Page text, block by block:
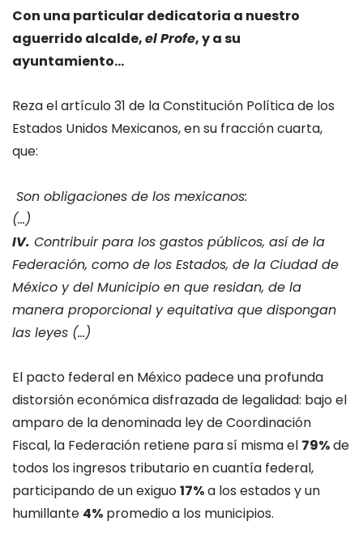
Con una particular dedicatoria a nuestro
aguerrido alcalde,el Profe, y a su
ayuntamiento…
Reza el artículo 31 de la Constitución Política de los
Estados Unidos Mexicanos, en su fracción cuarta,
que:
Son obligaciones de los mexicanos:
(…)
IV. Contribuir para los gastos públicos, así de la
Federación, como de los Estados, de la Ciudad de
México y del Municipio en que residan, de la
manera proporcional y equitativa que dispongan
las leyes (…)
El pacto federal en México padece una profunda
distorsión económica disfrazada de legalidad: bajo el
amparo de la denominada ley de Coordinación
Fiscal, la Federación retiene para sí misma el 79%de
todos los ingresos tributario en cuantía federal,
participando de un exiguo17%a los estados y un
humillante 4% promedio a los municipios.